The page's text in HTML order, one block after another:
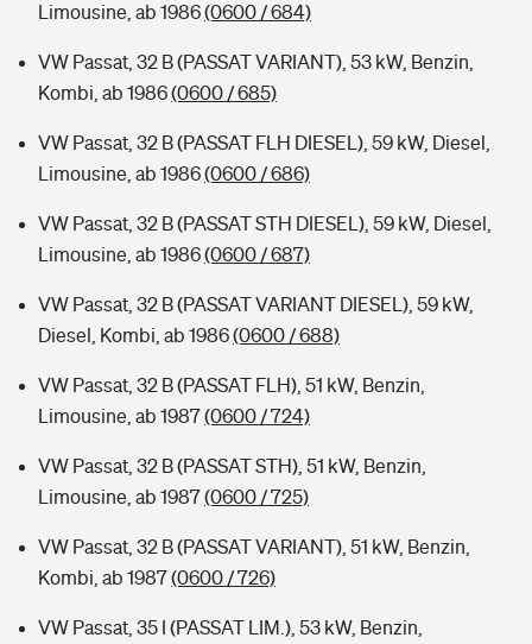
Limousine, ab 1986(0600 / 684)
VW Passat, 32 B (PASSAT VARIANT), 53 kW, Benzin,
Kombi, ab 1986(0600 / 685)
VW Passat, 32 B (PASSAT FLH DIESEL), 59 kW, Diesel,
Limousine, ab 1986(0600 / 686)
VW Passat, 32 B (PASSAT STH DIESEL), 59 kW, Diesel,
Limousine, ab 1986(0600 / 687)
VW Passat, 32 B (PASSAT VARIANT DIESEL), 59 kW,
Diesel, Kombi, ab 1986(0600 / 688)
VW Passat, 32 B (PASSAT FLH), 51 kW, Benzin,
Limousine, ab 1987(0600 / 724)
VW Passat, 32 B (PASSAT STH), 51 kW, Benzin,
Limousine, ab 1987(0600 / 725)
VW Passat, 32 B (PASSAT VARIANT), 51 kW, Benzin,
Kombi, ab 1987(0600 / 726)
VW Passat, 35 I (PASSAT LIM.), 53 kW, Benzin,